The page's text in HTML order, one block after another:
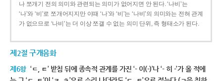
나 쪼개기 전의 의미와 관련되는 의미가 없어지면 안 된다. ‘나비’는
‘나’와 ‘비’로 쪼개어지지만 이때 ‘나’와 ‘비’는 ‘나비’의 의미와는 전혀 관계
가 없으므로 ‘나비’는 더 이상 쪼갤 수 없는 의미 단위, 즉 형태소가 된다.
제2절 구개음화
제6항 ‘ㄷ, ㅌ’ 받침 뒤에 종속적 관계를 가진 ‘- 이(-)’나 ‘- 히 -’가 올 적에